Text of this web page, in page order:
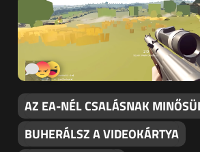
AZ EA-NÉL CSALÁSNAK
BUHERÁLSZ A VIDEOKÁRTYA